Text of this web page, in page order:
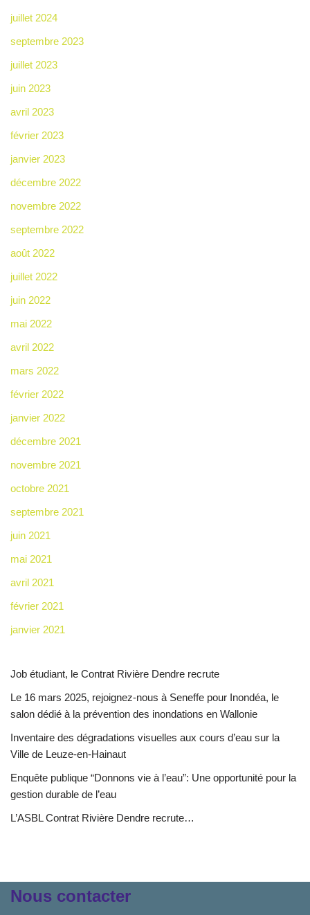
juillet 2024
septembre 2023
juillet 2023
juin 2023
avril 2023
février 2023
janvier 2023
décembre 2022
novembre 2022
septembre 2022
août 2022
juillet 2022
juin 2022
mai 2022
avril 2022
mars 2022
février 2022
janvier 2022
décembre 2021
novembre 2021
octobre 2021
septembre 2021
juin 2021
mai 2021
avril 2021
février 2021
janvier 2021
Job étudiant, le Contrat Rivière Dendre recrute
Le 16 mars 2025, rejoignez-nous à Seneffe pour Inondéa, le
salon dédié à la prévention des inondations en Wallonie
Inventaire des dégradations visuelles aux cours d’eau sur la
Ville de Leuze-en-Hainaut
Enquête publique “Donnons vie à l’eau”: Une opportunité pour la
gestion durable de l’eau
L’ASBL Contrat Rivière Dendre recrute…
Nous contacter